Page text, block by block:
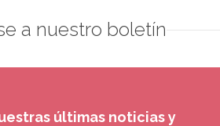
a nuestro boletín
últimas noticias y